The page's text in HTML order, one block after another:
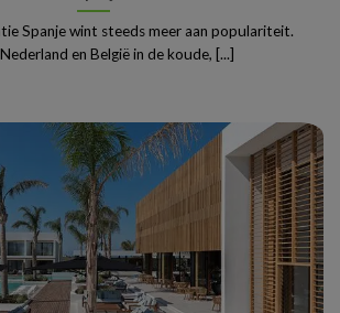
Spanje wint steeds meer aan populariteit.
en België in de koude, [...]